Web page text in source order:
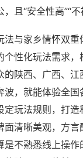
且“安全性高”“不
与家乡情怀双
性化玩法需求
的陕西、广西、
，就能体验全
玩法规则，打
清晰美观，方
不熟悉线上操